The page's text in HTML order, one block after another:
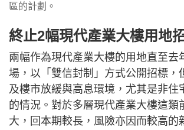
區的計劃。
終止2幅現代產業大樓用地
兩幅作為現代產業大樓的用地直至去
場，以「雙信封制」方式公開招標，
及樓市放緩與高息環境，尤其是非住
的情況。對於多層現代產業大樓這類
大，回本期較長，風險亦因而較高的